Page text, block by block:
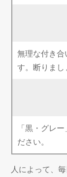
無理な付き合
す。断りまし
「黒・グレ
ださい。
人によって、